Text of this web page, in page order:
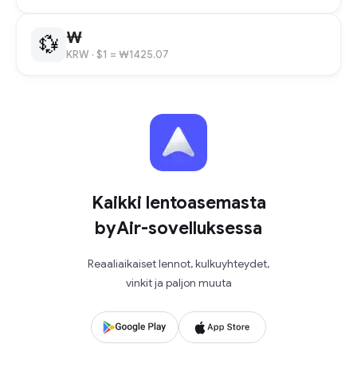
💱 ₩
KRW · $1 = ₩1425.07
Kaikki lentoasemasta
byAir-sovelluksessa
Reaaliaikaiset lennot, kulkuyhteydet,
vinkit ja paljon muuta